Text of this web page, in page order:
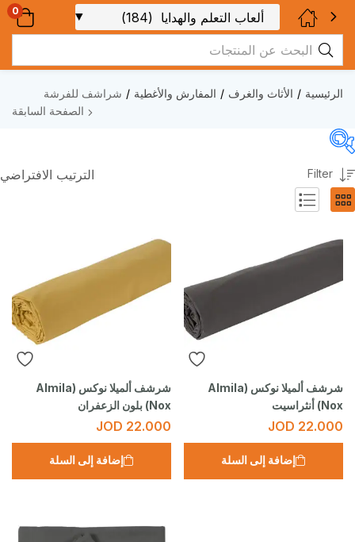
0
الرئيسية الأثاث والغرف المفارش والأغطية
شراشف للفرشة
الصفحة السابقة
Filter الترتيب الافتراضي
شرشف ألميلا نوكس (Almila
Nox) أنثراسيت
JOD 22.000
إضافة إلى السلة
شرشف ألميلا نوكس (Almila
Nox) بلون الزعفران
JOD 22.000
إضافة إلى السلة